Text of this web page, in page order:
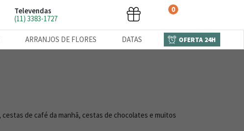
Televendas
(11) 3383-1727
0
ARRANJOS DE FLORES DATAS OFERTA 24H
de café da manhã, cestas de chocolates e muitos